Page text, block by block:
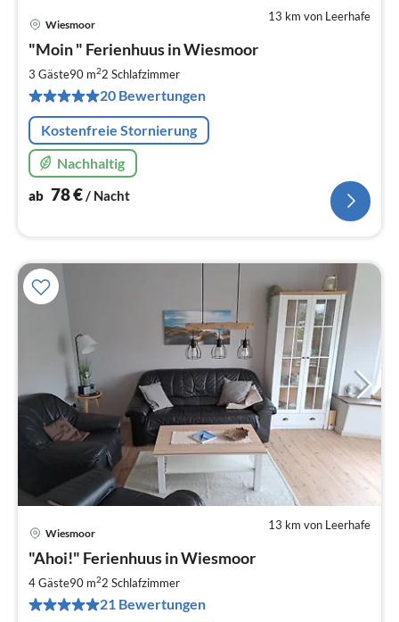
13 km von Leerhafe
Wiesmoor
"Moin " Ferienhuus in Wiesmoor
3 Gäste90 m22 Schlafzimmer
20 Bewertungen
Kostenfreie Stornierung
Nachhaltig
ab 78€ / Nacht
13 km von Leerhafe
Wiesmoor
"Ahoi!" Ferienhuus in Wiesmoor
4 Gäste90 m22 Schlafzimmer
21 Bewertungen